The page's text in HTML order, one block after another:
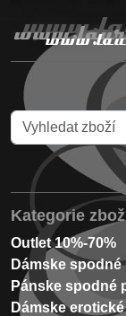
Kategorie
Outlet 10%-70%
Dámske spodné
Pánske spodné
Dámske